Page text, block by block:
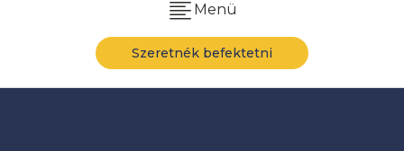
Menü
Szeretnék befektetni